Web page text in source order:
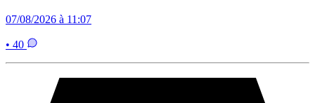
07/08/2026 à 11:07
• 40